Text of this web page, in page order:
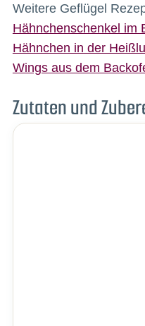
Weitere Geflügel
Hähnchenschenkel im
Hähnchen in der
Wings aus dem
Zutaten und